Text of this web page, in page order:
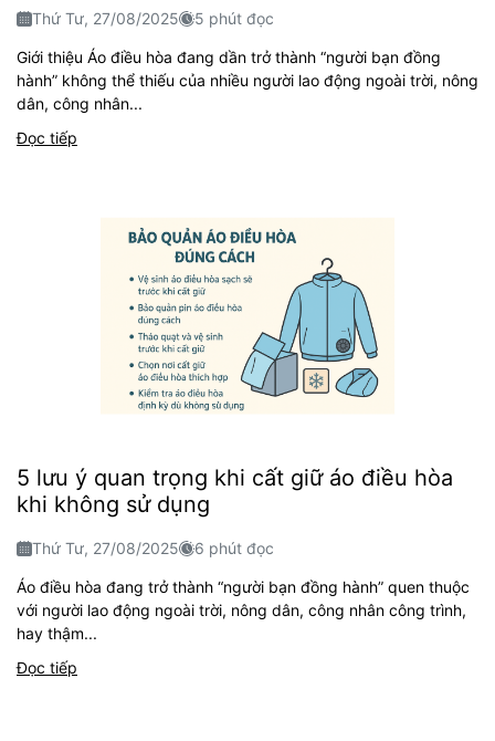
Thứ Tư, 27/08/2025 5 phút đọc
Giới thiệu Áo điều hòa đang dần trở thành “người bạn đồng
hành” không thể thiếu của nhiều người lao động ngoài trời, nông
dân, công nhân...
Đọc tiếp
5 lưu ý quan trọng khi cất giữ áo điều hòa
khi không sử dụng
Thứ Tư, 27/08/2025 6 phút đọc
Áo điều hòa đang trở thành “người bạn đồng hành” quen thuộc
với người lao động ngoài trời, nông dân, công nhân công trình,
hay thậm...
Đọc tiếp